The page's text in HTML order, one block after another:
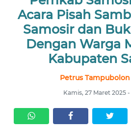
Acara Pisah
Samosir dan
Dengan Warga
Kabupaten
Petrus
Kamis, 27 Maret 2025 -
Informasi
INDEKS
INFO